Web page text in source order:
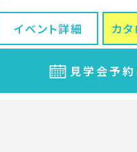
イベント詳細 カ
見学会予約